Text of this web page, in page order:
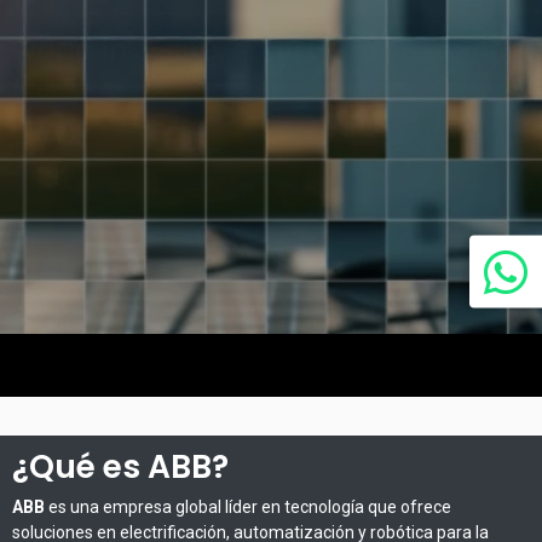
¿Qué es ABB?
ABB es una empresa global líder en tecnología que ofrece
soluciones en electrificación, automatización y robótica para la